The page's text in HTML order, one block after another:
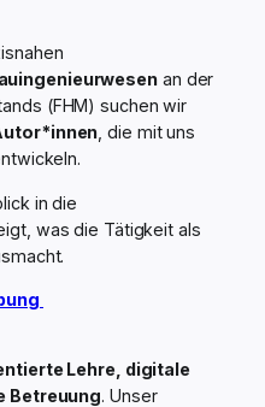
an der
(FHM) suchen wir
, die mit uns
in die
was die Tätigkeit als
Lehre, digitale
Betreuung. Unser